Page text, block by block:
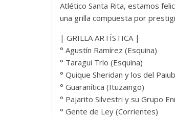
Atlético Santa Rita, estamos
una grilla compuesta por
| GRILLA ARTÍSTICA |
° Agustín Ramírez (Esquina)
° Taragui Trío (Esquina)
° Quique Sheridan y los del
° Guaranítica (Ituzaingo)
° Pajarito Silvestri y su Grupo
° Gente de Ley (Corrientes)